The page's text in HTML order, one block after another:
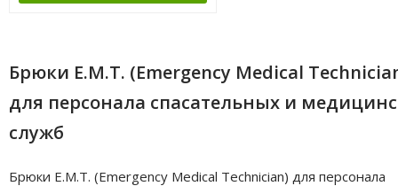
Брюки E.M.T. (Emergency Medical
для персонала спасательных и
служб
Брюки E.M.T. (Emergency Medical Technician) для персонала